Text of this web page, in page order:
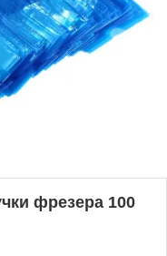
фрезера 100